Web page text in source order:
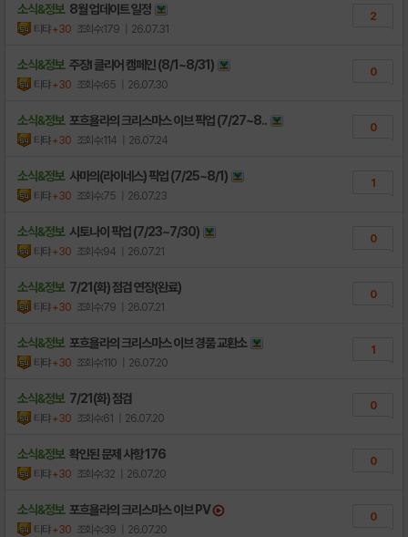
소식&정보 8월 업데이트 일정
티탸+30 조회수:179 | 26.07.31
2
소식&정보 주장Ⅰ 클리어 캠페인 (8/1~8/31)
티탸+30 조회수:65 | 26.07.30
0
소식&정보 포흐욜라의 크리스마스 이브 픽업 (7/27~8..
티탸+30 조회수:114 | 26.07.24
0
소식&정보 사마의(라이네스) 픽업 (7/25~8/1)
티탸+30 조회수:75 | 26.07.23
1
소식&정보 시토나이 픽업 (7/23~7/30)
티탸+30 조회수:94 | 26.07.21
0
소식&정보 7/21(화) 점검 연장(완료)
티탸+30 조회수:79 | 26.07.21
0
소식&정보 포흐욜라의 크리스마스 이브 경품 교환소
티탸+30 조회수:110 | 26.07.20
1
소식&정보 7/21(화) 점검
티탸+30 조회수:61 | 26.07.20
0
소식&정보 확인된 문제 사항 176
티탸+30 조회수:32 | 26.07.20
0
소식&정보 포흐욜라의 크리스마스 이브 PV
티탸+30 조회수:39 | 26.07.20
0